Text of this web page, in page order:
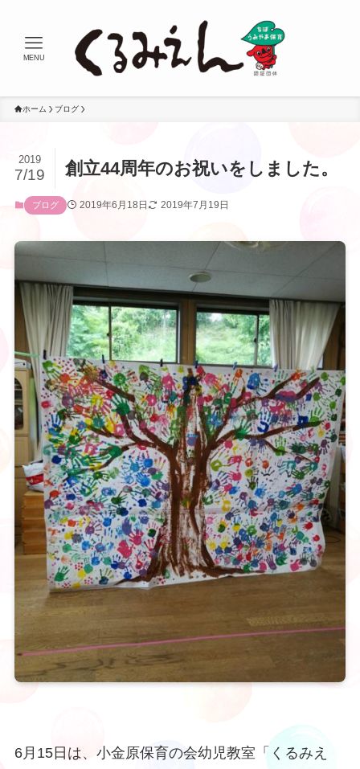
MENU
ホーム ブログ
創立44周年のお祝いをしました。
2019
7/19
ブログ 2019年6月18日 2019年7月19日
6月15日は、小金原保育の会幼児教室「くるみえ